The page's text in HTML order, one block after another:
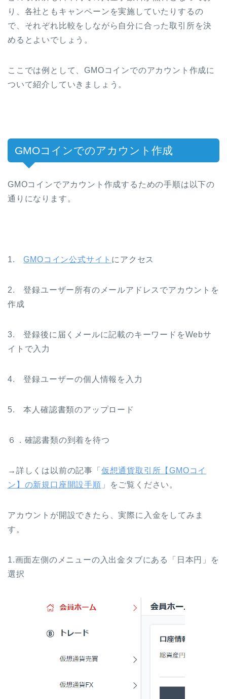
り、各社ともキャンペーンを実施していたりするの
で、それぞれ比較をしながら自分に合った取引所を決
めるとよいでしょう。
ここでは例として、GMOコインでのアカウント作成に
ついて紹介していきましょう。
GMOコインでのアカウント作成
GMOコインでアカウント作成するための手順は以下の
通りになります。
1.GMOコイン公式サイト にアクセス
2. 登録ユーザー所有のメールアドレスでアカウントを
作成
3. 登録後に届くメールに記載のキーワードをWebサ
イトで入力
4. 登録ユーザーの個人情報を入力
5. 本人確認書類のアップロード
６．確認書類の到着を待つ
→詳しくは以前の記事「 仮想通貨取引所【GMOコイ
ン】の新規口座開設手順 」 をご覧ください。
アカウントが開設できたら、実際に入金をしてみま
す。
1.画面左側のメニューの入出金タブにある「日本円」を
選択